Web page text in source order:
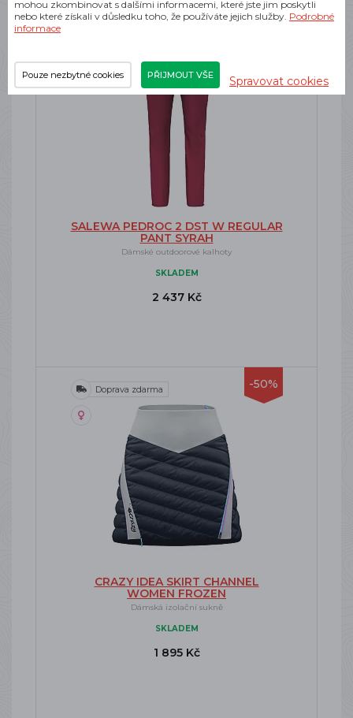
SALEWA PEDROC 2 DST W REGULAR
PANT SYRAH
Dámské outdoorové kalhoty
SKLADEM
2 437 Kč
-50%
Doprava zdarma
CRAZY IDEA SKIRT CHANNEL
WOMEN FROZEN
Dámská izolační sukně
SKLADEM
1 895 Kč
mohou zkombinovat s dalšími informacemi, které jste jim poskytli
nebo které získali v důsledku toho, že používáte jejich služby. Podrobné
informace
Pouze nezbytné cookies PŘIJMOUT VŠE Spravovat cookies